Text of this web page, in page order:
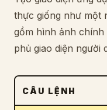
Lời nhắc
Giá cả
Tải xuống
thực giống như một
gồm hình ảnh
phủ giao diện người
CÂU LỆNH